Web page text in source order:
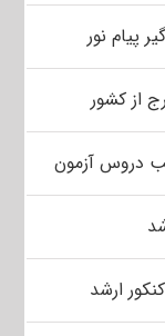
پیام نور
از کشور
دروس آزمون
ارشد